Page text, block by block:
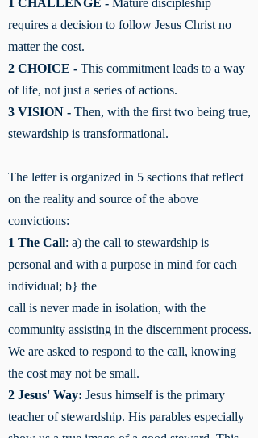
1 CHALLENGE - Mature discipleship
requires a decision to follow Jesus Christ no
matter the cost.
2 CHOICE - This commitment leads to a way
of life, not just a series of actions.
3 VISION - Then, with the first two being true,
stewardship is transformational.
The letter is organized in 5 sections that reflect
on the reality and source of the above
convictions:
1 The Call: a) the call to stewardship is
personal and with a purpose in mind for each
individual; b} the
call is never made in isolation, with the
community assisting in the discernment process.
We are asked to respond to the call, knowing
the cost may not be small.
2 Jesus' Way: Jesus himself is the primary
teacher of stewardship. His parables especially